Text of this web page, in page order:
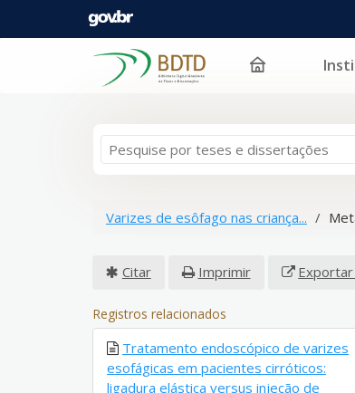
Pular para o conteúdo
Varizes de esôfago nas criança...
Citar Imprimir
Registros relacionados
Tratamento endoscópico de varizes
esofágicas em pacientes cirróticos:
ligadura elástica versus injeção de